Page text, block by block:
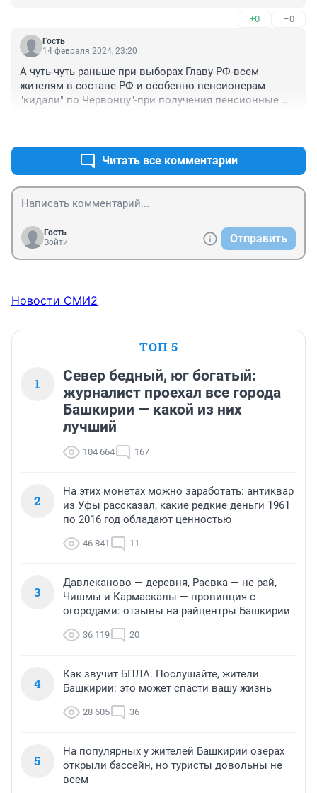
+0 –0
Гость
14 февраля 2024, 23:20
А чуть-чуть раньше при выборах Главу РФ-всем
жителям в составе РФ и особенно пенсионерам
"кидали" по Червонцу"-при получения пенсионные
Читать все комментарии
Гость
Войти
Отправить
Новости СМИ2
ТОП 5
1
Север бедный, юг богатый:
журналист проехал все города
Башкирии — какой из них
лучший
104 664 167
2
На этих монетах можно заработать: антиквар
из Уфы рассказал, какие редкие деньги 1961
по 2016 год обладают ценностью
46 841 11
3
Давлеканово — деревня, Раевка — не рай,
Чишмы и Кармаскалы — провинция с
огородами: отзывы на райцентры Башкирии
36 119 20
4
Как звучит БПЛА. Послушайте, жители
Башкирии: это может спасти вашу жизнь
28 605 36
5
На популярных у жителей Башкирии озерах
открыли бассейн, но туристы довольны не
всем